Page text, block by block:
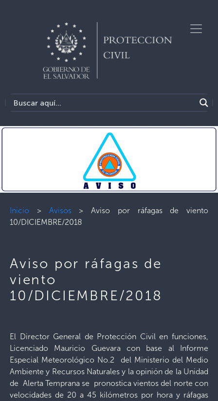
Inicio > Avisos> Aviso por ráfagas de viento
10/DICIEMBRE/2018
Aviso por ráfagas de
viento
10/DICIEMBRE/2018
El Director General de Protección Civil en funciones,
Licenciado Mauricio Guevara con base al Informe
Especial Meteorológico No.2 del Ministerio del Medio
Ambiente y Recursos Naturales y la opinión de la Unidad
de Alerta Temprana se pronostica vientos del norte con
velocidades de 20 a 45 kilómetros por hora y ráfagas